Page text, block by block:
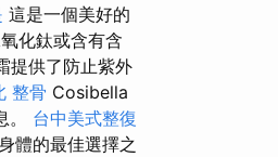
這是一個美好的
化鈦或含有含
提供了防止紫外
整骨 Cosibella
。 台中美式整復
體的最佳選擇之